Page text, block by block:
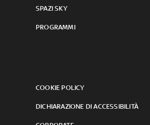
SPAZI SKY
PROGRAMMI
COOKIE POLICY
DICHIARAZIONE DI ACCESSIBILITÀ